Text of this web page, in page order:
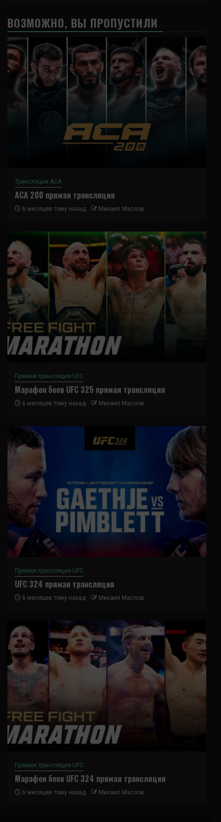
ВОЗМОЖНО, ВЫ ПРОПУСТИЛИ
Трансляции ACA
ACA 200 прямая трансляция
6 месяцев тому назад Михаил Маслов
Прямая трансляция UFC
Марафон боев UFC 325 прямая трансляция
6 месяцев тому назад Михаил Маслов
Прямая трансляция UFC
UFC 324 прямая трансляция
6 месяцев тому назад Михаил Маслов
Прямая трансляция UFC
Марафон боев UFC 324 прямая трансляция
6 месяцев тому назад Михаил Маслов